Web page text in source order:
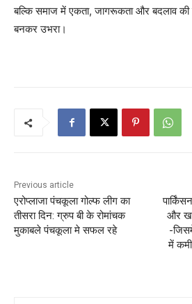
बल्कि समाज में एकता, जागरूकता और बदलाव
बनकर उभरा।
Previous article
एरोप्लाजा पंचकूला गोल्फ लीग का
तीसरा दिन: ग्रुप बी के रोमांचक
मुकाबले पंचकूला मे सफल रहे
और
-
में